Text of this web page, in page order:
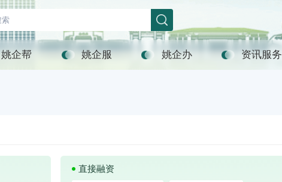
姚企帮 姚企服 姚企办 资讯服务
直接融资